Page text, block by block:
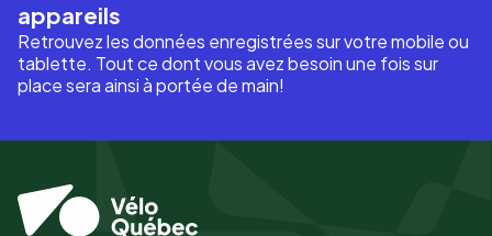
appareils
Retrouvez les données enregistrées sur votre mobile ou
tablette. Tout ce dont vous avez besoin une fois sur
place sera ainsi à portée de main!